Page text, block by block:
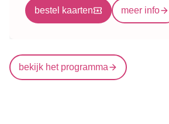
bestel kaarten meer info
bekijk het programma